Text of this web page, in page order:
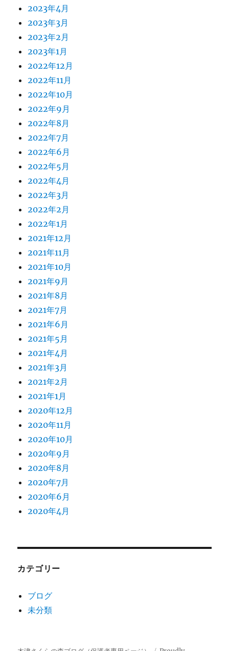
2023年4月
2023年3月
2023年2月
2023年1月
2022年12月
2022年11月
2022年10月
2022年9月
2022年8月
2022年7月
2022年6月
2022年5月
2022年4月
2022年3月
2022年2月
2022年1月
2021年12月
2021年11月
2021年10月
2021年9月
2021年8月
2021年7月
2021年6月
2021年5月
2021年4月
2021年3月
2021年2月
2021年1月
2020年12月
2020年11月
2020年10月
2020年9月
2020年8月
2020年7月
2020年6月
2020年4月
カテゴリー
ブログ
未分類